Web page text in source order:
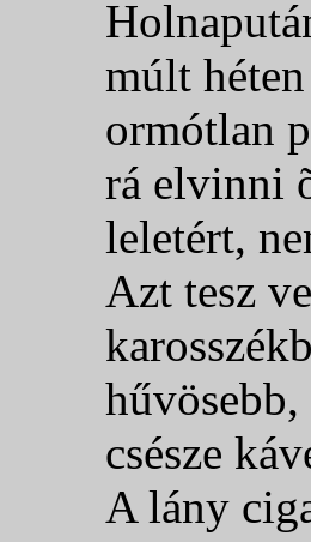
múlt
ormótlan
rá elvinni
leletért,
Azt tesz
csésze
A lány